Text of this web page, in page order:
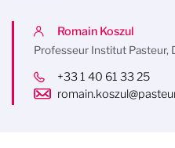
Romain Koszul
Professeur Institut Pasteur,
+33 1 40 61 33 25